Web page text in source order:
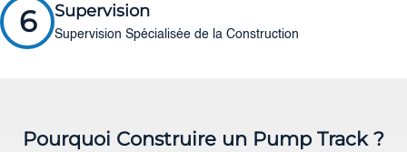
6 Supervision
Supervision Spécialisée de la Construction
Pourquoi Construire un Pump Track ?